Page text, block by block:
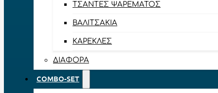
ΤΣΆΝΤΕΣ ΨΑΡΈΜΑΤΟΣ
ΒΑΛΙΤΣΆΚΙΑ
ΚΑΡΈΚΛΕΣ
ΔΙΆΦΟΡΑ
COMBO-SET